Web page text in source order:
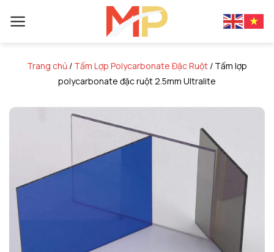
Trang chủ / Tấm Lợp Polycarbonate Đặc Ruột / Tấm lợp
polycarbonate đặc ruột 2.5mm Ultralite